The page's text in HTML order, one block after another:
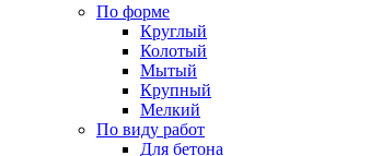
По форме
Круглый
Колотый
Мытый
Крупный
Мелкий
По виду работ
Для бетона